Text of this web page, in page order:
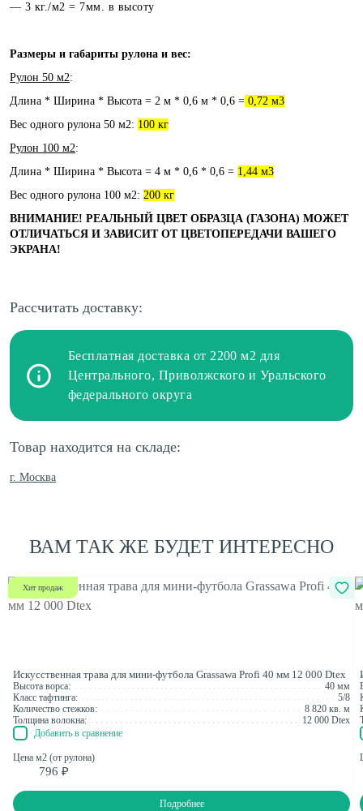
— 3 кг./м2 = 7мм. в высоту
Размеры и габариты рулона и вес:
Рулон 50 м2:
Длина * Ширина * Высота = 2 м * 0,6 м * 0,6 = 0,72 м3
Вес одного рулона 50 м2: 100 кг
Рулон 100 м2:
Длина * Ширина * Высота = 4 м * 0,6 * 0,6 = 1,44 м3
Вес одного рулона 100 м2: 200 кг
ВНИМАНИЕ! РЕАЛЬНЫЙ ЦВЕТ ОБРАЗЦА (ГАЗОНА) МОЖЕТ
ОТЛИЧАТЬСЯ И ЗАВИСИТ ОТ ЦВЕТОПЕРЕДАЧИ ВАШЕГО
ЭКРАНА!
Рассчитать доставку:
Бесплатная доставка от 2200 м2 для
Центрального, Приволжского и Уральского
федерального округа
Товар находится на складе:
г. Москва
ВАМ ТАК ЖЕ БУДЕТ ИНТЕРЕСНО
Хит продаж
Искусственная трава для мини-футбола Grassawa Profi 40 мм 12 000 Dtex
Высота ворса:
40 мм
Класс тафтинга:
5/8
Количество стежков:
8 820 кв. м
Толщина волокна:
12 000 Dtex
Добавить в сравнение
Цена м2 (от рулона)
796 ₽
Подробнее